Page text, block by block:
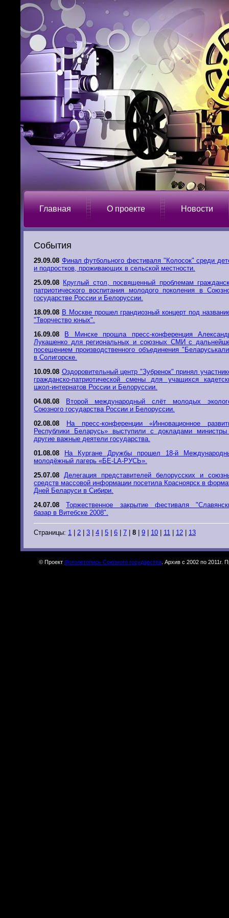
Главная О проекте Новости
События
29.09.08 Финал футбольного фестиваля "Колосок" среди
и подростков, проживающих в сельской местности.
25.09.08 Круглый стол, посвященный проблемам
патриотического воспитания молодого поколения в
государстве России и Белоруссии.
18.09.08 В Москве прошел грандиозный концерт под
"Творчество юных".
16.09.08
В Минске прошла пресс-конференция
Лукашенко для региональных и союзных СМИ с
посещением производственного объединения
в Солигорске.
10.09.08 Оздоровительный центр "Зубренок" принял
гражданско-патриотической смены для учащихся
школ-интернатов России и Белоруссии.
04.08.08
Второй международный слёт молодых
Союзного государства России и Белоруссии.
02.08.08
На пресс-конференции «Инновационное
Республики Беларусь» выступили с докладами
другие важные деятели государства.
01.08.08
На Кургане Дружбы прошел 18-й
молодёжный лагерь «БЕ-LА-РУСЬ».
25.07.08 Делегация представителей белорусских и
средств массовой информации посетила Красноярск в
Дней Беларуси в Сибири.
24.07.08
Торжественное закрытие фестиваля
базар в Витебске 2008".
Страницы: 1 2 3 4 5 6 7 8 9 10 11 12 13
© Проект Фотолетопись Союзного государства. Архив с 2002 по 2011г.